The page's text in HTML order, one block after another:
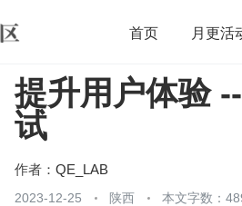
首页 月更活
开源 架构 OpenHarmony
提升用户体验
试
作者： QE_LAB
2023-12-25 陕西 本文字数：